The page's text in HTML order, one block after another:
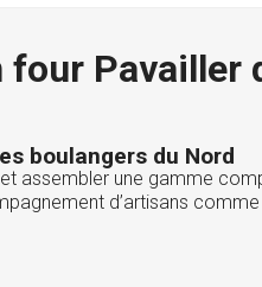
Pavailler
boulangers du Nord
assembler une gamme
d’artisans